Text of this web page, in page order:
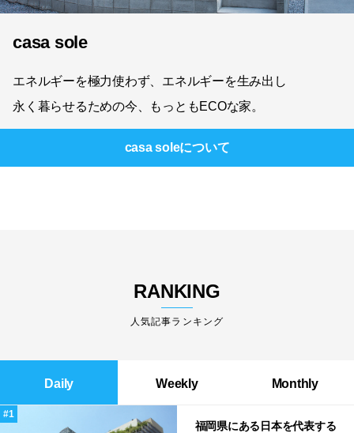
casa sole
エネルギーを極力使わず、エネルギーを生み出し
永く暮らせるための今、もっともECOな家。
casa soleについて
RANKING
人気記事ランキング
Daily Weekly Monthly
福岡県にある日本を代表する